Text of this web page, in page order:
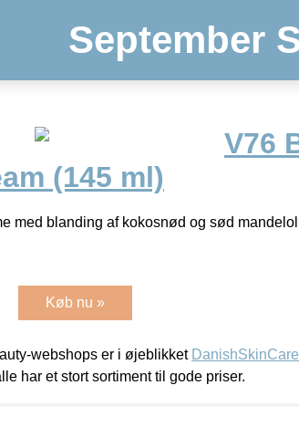
September
V76
(145 ml)
med blanding af kokosnød og sød
Køb nu »
webshops er i øjeblikket
har et stort sortiment til gode priser.